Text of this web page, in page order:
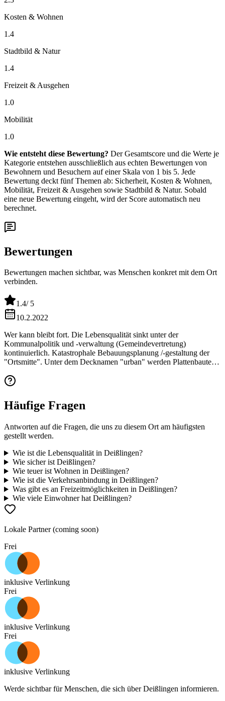
Kosten & Wohnen
1.4
Stadtbild & Natur
1.4
Freizeit & Ausgehen
1.0
Mobilität
1.0
Wie entsteht diese Bewertung? Der Gesamtscore und die Werte je
Kategorie entstehen ausschließlich aus echten Bewertungen von
Bewohnern und Besuchern auf einer Skala von 1 bis 5. Jede
Bewertung deckt fünf Themen ab: Sicherheit, Kosten & Wohnen,
Mobilität, Freizeit & Ausgehen sowie Stadtbild & Natur. Sobald
eine neue Bewertung eingeht, wird der Score automatisch neu
berechnet.
Bewertungen
Bewertungen machen sichtbar, was Menschen konkret mit dem Ort
verbinden.
1.4/ 5
10.2.2022
Wer kann bleibt fort. Die Lebensqualität sinkt unter der
Kommunalpolitik und -verwaltung (Gemeindevertretung)
kontinuierlich. Katastrophale Bebauungsplanung /-gestaltung der
"Ortsmitte". Unter dem Decknamen "urban" werden Plattenbauten
die der ursprünglichen Bebauung absolut nicht angeglichen sind.
unerhebliche Rolle. Bürgermeister und Gemeinderäte wohnen nicht
Kinder/Familien, die unter Umständen noch länger in dieser
Gemeinde wohnen. Der Neckarradweg führt künftig an
sondern eine Gemeinde mit 6.000 Einwohnern. Qualität des
Wohnens und Wohnumfeldes = 0, Qualität der sozialen Infrastruktur
=0, Freizeitwert (kulturelles Angebot, Sport, etc.) = 0. Wer kann
bleibt fort.
Häufige Fragen
Antworten auf die Fragen, die uns zu diesem Ort am häufigsten
gestellt werden.
Wie ist die Lebensqualität in Deißlingen?
Wie sicher ist Deißlingen?
Wie teuer ist Wohnen in Deißlingen?
Wie ist die Verkehrsanbindung in Deißlingen?
Was gibt es an Freizeitmöglichkeiten in Deißlingen?
Wie viele Einwohner hat Deißlingen?
Lokale Partner (coming soon)
Frei
inklusive Verlinkung
Frei
inklusive Verlinkung
Frei
inklusive Verlinkung
Werde sichtbar für Menschen, die sich überDeißlingen informieren.